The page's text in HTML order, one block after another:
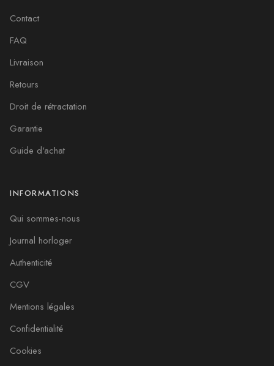
Contact
FAQ
Livraison
Retours
Droit de rétractation
Garantie
Guide d'achat
INFORMATIONS
Qui sommes-nous
Journal horloger
Authenticité
CGV
Mentions légales
Confidentialité
Cookies